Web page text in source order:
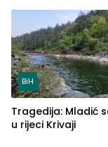
BiH
Tragedija: Mladić
u rijeci Krivaji